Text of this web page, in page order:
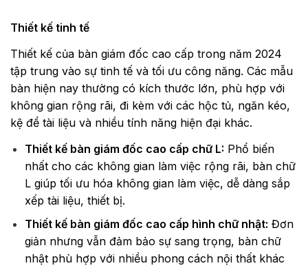
Thiết kế tinh tế
Thiết kế của bàn giám đốc cao cấp trong năm 2024
tập trung vào sự tinh tế và tối ưu công năng. Các mẫu
bàn hiện nay thường có kích thước lớn, phù hợp với
không gian rộng rãi, đi kèm với các hộc tủ, ngăn kéo,
kệ để tài liệu và nhiều tính năng hiện đại khác.
Thiết kế bàn giám đốc cao cấp chữ L: Phổ biến
nhất cho các không gian làm việc rộng rãi, bàn chữ
L giúp tối ưu hóa không gian làm việc, dễ dàng sắp
xếp tài liệu, thiết bị.
Thiết kế bàn giám đốc cao cấp hình chữ nhật: Đơn
giản nhưng vẫn đảm bảo sự sang trọng, bàn chữ
nhật phù hợp với nhiều phong cách nội thất khác